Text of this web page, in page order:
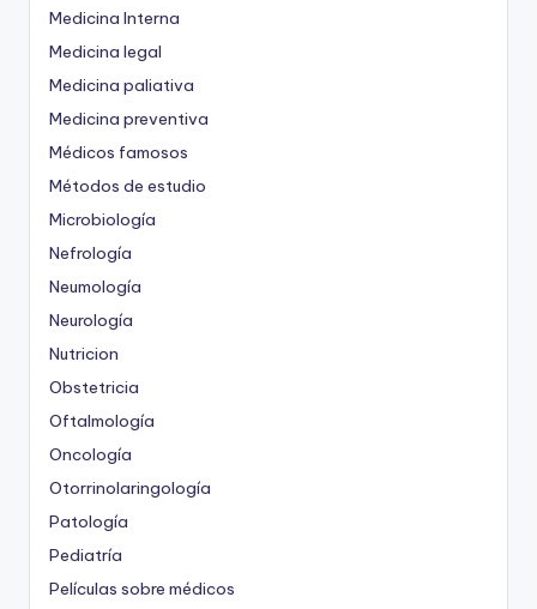
Medicina Interna
Medicina legal
Medicina paliativa
Medicina preventiva
Médicos famosos
Métodos de estudio
Microbiología
Nefrología
Neumología
Neurología
Nutricion
Obstetricia
Oftalmología
Oncología
Otorrinolaringología
Patología
Pediatría
Películas sobre médicos